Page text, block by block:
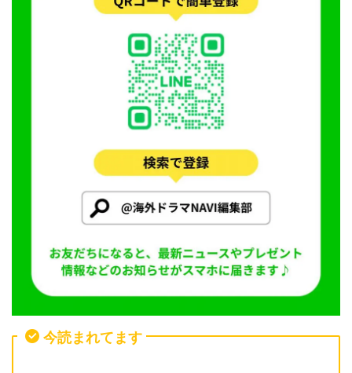
今読まれてます